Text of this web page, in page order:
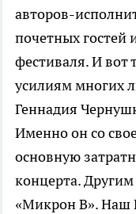
авторов-
почетных
фестиваля. И вот
усилиям многих
Геннадия
Именно он со
основную
концерта.
«Микрон В». Наш